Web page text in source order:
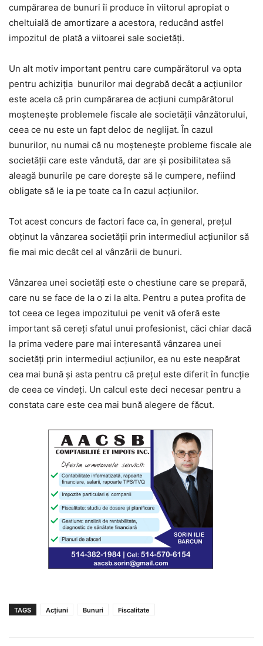
cumpărarea de bunuri îi produce în viitorul apropiat o
cheltuială de amortizare a acestora, reducând astfel
impozitul de plată a viitoarei sale societăți.
Un alt motiv important pentru care cumpărătorul va opta
pentru achiziția bunurilor mai degrabă decât a acțiunilor
este acela că prin cumpărarea de acțiuni cumpărătorul
moștenește problemele fiscale ale societății vânzătorului,
ceea ce nu este un fapt deloc de neglijat. În cazul
bunurilor, nu numai că nu moștenește probleme fiscale ale
societății care este vândută, dar are și posibilitatea să
aleagă bunurile pe care dorește să le cumpere, nefiind
obligate să le ia pe toate ca în cazul acțiunilor.
Tot acest concurs de factori face ca, în general, prețul
obținut la vânzarea societății prin intermediul acțiunilor să
fie mai mic decât cel al vânzării de bunuri.
Vânzarea unei societăți este o chestiune care se prepară,
care nu se face de la o zi la alta. Pentru a putea profita de
tot ceea ce legea impozitului pe venit vă oferă este
important să cereți sfatul unui profesionist, căci chiar dacă
la prima vedere pare mai interesantă vânzarea unei
societăți prin intermediul acțiunilor, ea nu este neapărat
cea mai bună și asta pentru că prețul este diferit în funcție
de ceea ce vindeți. Un calcul este deci necesar pentru a
constata care este cea mai bună alegere de făcut.
TAGS Acțiuni Bunuri Fiscalitate